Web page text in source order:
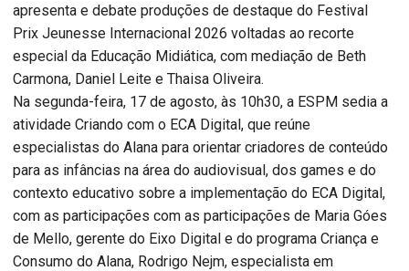
apresenta e debate produções de destaque do Festival
Prix Jeunesse Internacional 2026 voltadas ao recorte
especial da Educação Midiática, com mediação de Beth
Carmona, Daniel Leite e Thaisa Oliveira.
Na segunda-feira, 17 de agosto, às 10h30, a ESPM sedia a
atividade Criando com o ECA Digital, que reúne
especialistas do Alana para orientar criadores de conteúdo
para as infâncias na área do audiovisual, dos games e do
contexto educativo sobre a implementação do ECA Digital,
com as participações com as participações de Maria Góes
de Mello, gerente do Eixo Digital e do programa Criança e
Consumo do Alana, Rodrigo Nejm, especialista em